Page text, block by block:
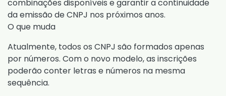
combinações disponíveis e garantir a continuidade
da emissão de CNPJ nos próximos anos.
O que muda
Atualmente, todos os CNPJ são formados apenas
por números. Com o novo modelo, as inscrições
poderão conter letras e números na mesma
sequência.